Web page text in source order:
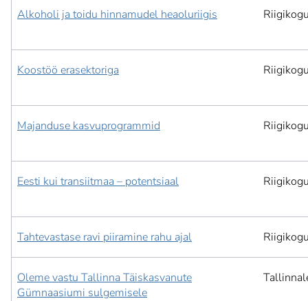
Alkoholi ja toidu hinnamudel heaoluriigis
Koostöö erasektoriga
Majanduse kasvuprogrammid
Eesti kui transiitmaa – potentsiaal
Tahtevastase ravi piiramine rahu ajal
Oleme vastu Tallinna Täiskasvanute
Gümnaasiumi sulgemisele